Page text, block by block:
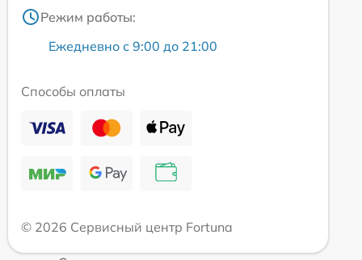
Режим работы:
Ежедневно с 9:00 до 21:00
Способы оплаты
© 2026 Сервисный центр Fortuna